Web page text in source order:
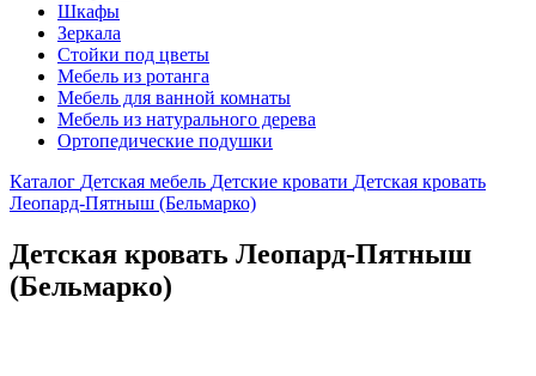
Шкафы
Зеркала
Стойки под цветы
Мебель из ротанга
Мебель для ванной комнаты
Мебель из натурального дерева
Ортопедические подушки
Каталог Детская мебель Детские кровати Детская кровать
Леопард-Пятныш (Бельмарко)
Детская кровать Леопард-Пятныш
(Бельмарко)